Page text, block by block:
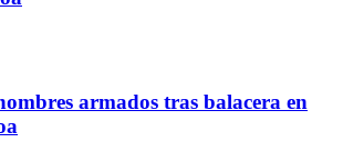
armados tras balacera en